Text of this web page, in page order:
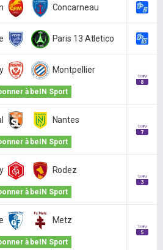
Concarneau
Paris 13 Atletico
Montpellier
à beIN Sport
Nantes
à beIN Sport
Rodez
à beIN Sport
Metz
à beIN Sport